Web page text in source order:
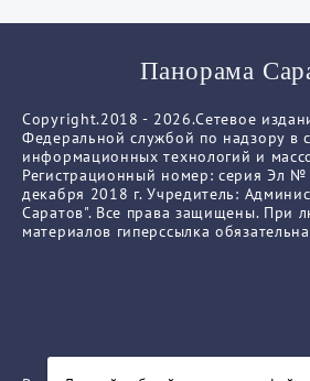
Панорама
Copyright.2018 - 2026.Сетевое
Федеральной службой по надзору в
информационных технологий и
Регистрационный номер: серия Эл
декабря 2018 г. Учредитель:
Саратов". Все права защищены. При
материалов гиперссылка